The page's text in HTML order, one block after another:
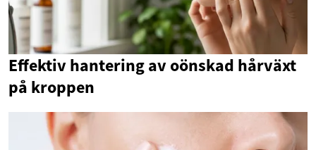
Effektiv hantering av oönskad hårväxt
på kroppen